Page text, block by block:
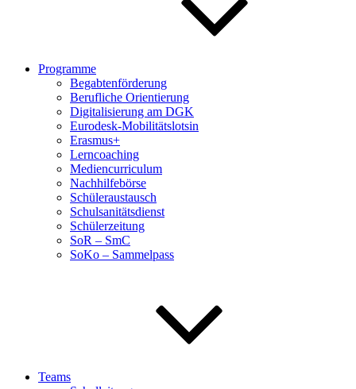
Programme
Begabtenförderung
Berufliche Orientierung
Digitalisierung am DGK
Eurodesk-Mobilitätslotsin
Erasmus+
Lerncoaching
Mediencurriculum
Nachhilfebörse
Schüleraustausch
Schulsanitätsdienst
Schülerzeitung
SoR – SmC
SoKo – Sammelpass
Teams